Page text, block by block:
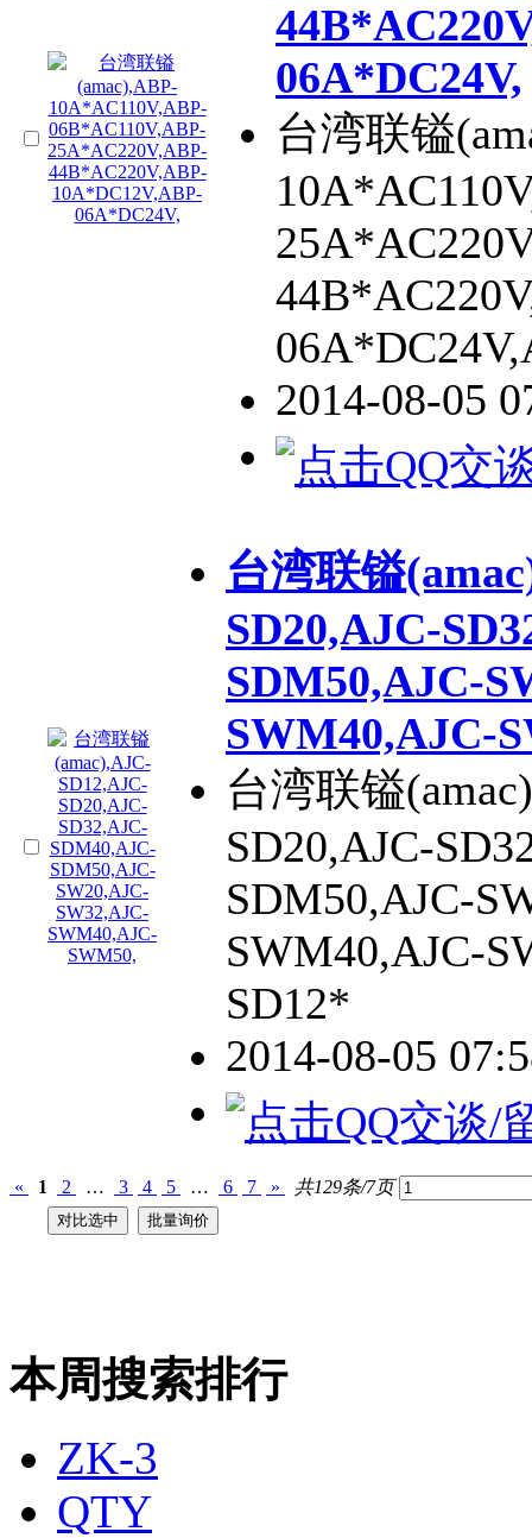
06A*DC24V,
台湾联镒
2014-08-05
台湾联镒
SD20,AJC-
SDM50,AJC-
SWM40,AJC-
台湾联镒
SD20,AJC-
SDM50,AJC-
SWM40,AJC-
SD12*
2014-08-05
« 1 2 … 3 4 5 … 6 7 » 共129条/7页
本周搜索排行
ZK-3
QTY